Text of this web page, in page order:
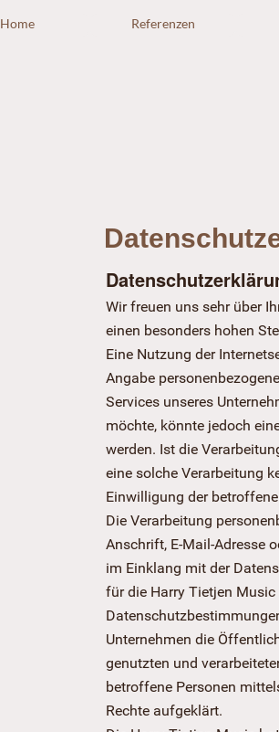
Wir freuen uns sehr über
einen besonders hohen
Eine Nutzung der
Angabe
Services unseres
möchte, könnte jedoch
werden. Ist die
eine solche Verarbeitung
Einwilligung der
Die Verarbeitung
Anschrift, E-Mail-Adresse
im Einklang mit der
für die Harry Tietjen
Unternehmen die
genutzten und
betroffene Personen
Rechte aufgeklärt.
Home Referenzen